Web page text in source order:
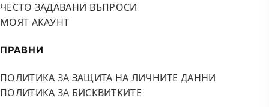
ЧЕСТО ЗАДАВАНИ ВЪПРОСИ
МОЯТ АКАУНТ
ПРАВНИ
ПОЛИТИКА ЗА ЗАЩИТА НА ЛИЧНИТЕ ДАННИ
ПОЛИТИКА ЗА БИСКВИТКИТЕ